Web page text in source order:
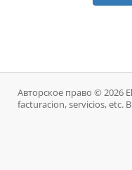
Авторское право © 2026
facturacion, servicios, etc.